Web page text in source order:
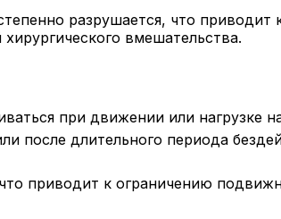
разрушается, что приводит
вмешательства.
при движении или нагрузке
после длительного периода
приводит к ограничению